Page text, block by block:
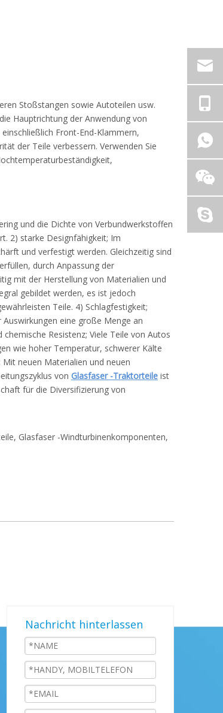
Stoßstangen sowie Autoteilen usw.
Hauptrichtung der Anwendung von
Front-End-Klammern,
der Teile verbessern. Verwenden Sie
und die Dichte von Verbundwerkstoffen
2) starke Designfähigkeit; Im
und verfestigt werden. Gleichzeitig sind
durch Anpassung der
mit der Herstellung von Materialien und
gebildet werden, es ist jedoch
Teile. 4) Schlagfestigkeit;
eine große Menge an
Resistenz; Viele Teile von Autos
wie hoher Temperatur, schwerer Kälte
neuen Materialien und neuen
von Glasfaser -Traktorteile ist
für die Diversifizierung von
Glasfaser -Windturbinenkomponenten,
Nachricht hinterlassen